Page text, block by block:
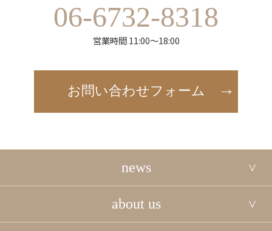
06-6732-8318
営業時間 11:00～18:00
お問い合わせフォーム
news
about us